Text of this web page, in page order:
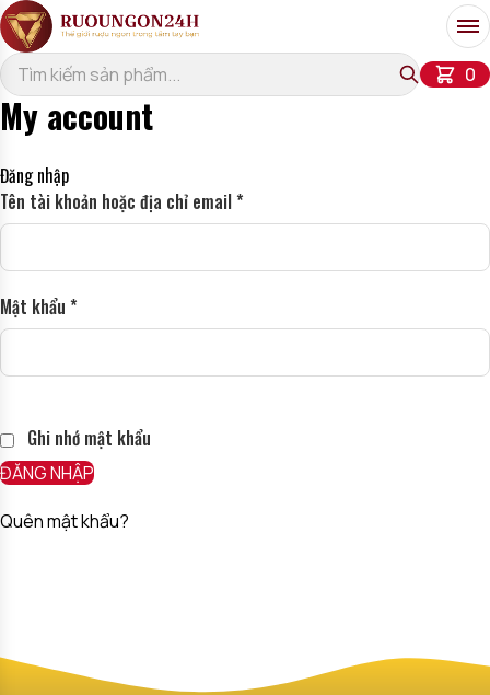
Bỏ qua đến nội dung
0
My account
Đăng nhập
Tên tài khoản hoặc địa chỉ email*
buộc
Mật khẩu *
buộc
Alternative:
Ghi nhớ mật khẩu
ĐĂNG NHẬP
Quên mật khẩu?